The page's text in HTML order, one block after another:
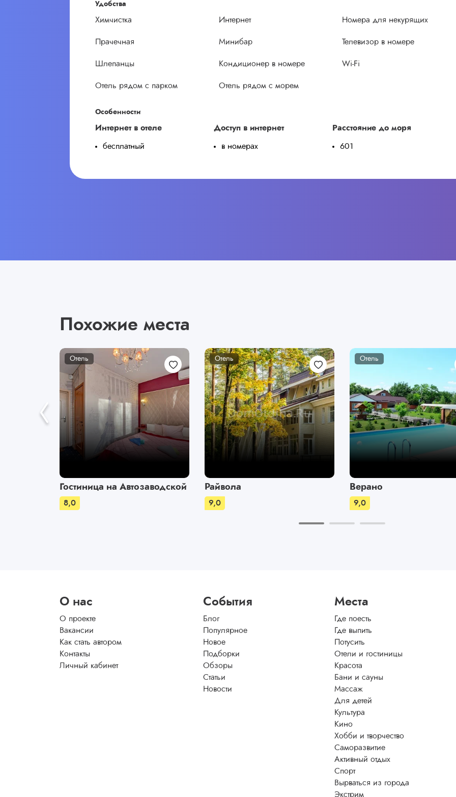
Удобства
Химчистка Интернет Номера для некурящих
Прачечная Минибар Телевизор в номере
Шлепанцы Кондиционер в номере Wi-Fi
Отель рядом с парком Отель рядом с морем
Особенности
Интернет в отеле
бесплатный
Доступ в интернет
в номерах
Расстояние до моря
601
Похожие места
Отель
Гостиница на Автозаводской
8,0
Отель
Райвола
9,0
Отель
Верано
9,0
О нас
О проекте
Вакансии
Как стать автором
Контакты
Личный кабинет
События
Блог
Популярное
Новое
Подборки
Обзоры
Статьи
Новости
Места
Где поесть
Где выпить
Потусить
Отели и гостиницы
Красота
Бани и сауны
Массаж
Для детей
Культура
Кино
Хобби и творчество
Саморазвитие
Активный отдых
Спорт
Вырваться из города
Экстрим